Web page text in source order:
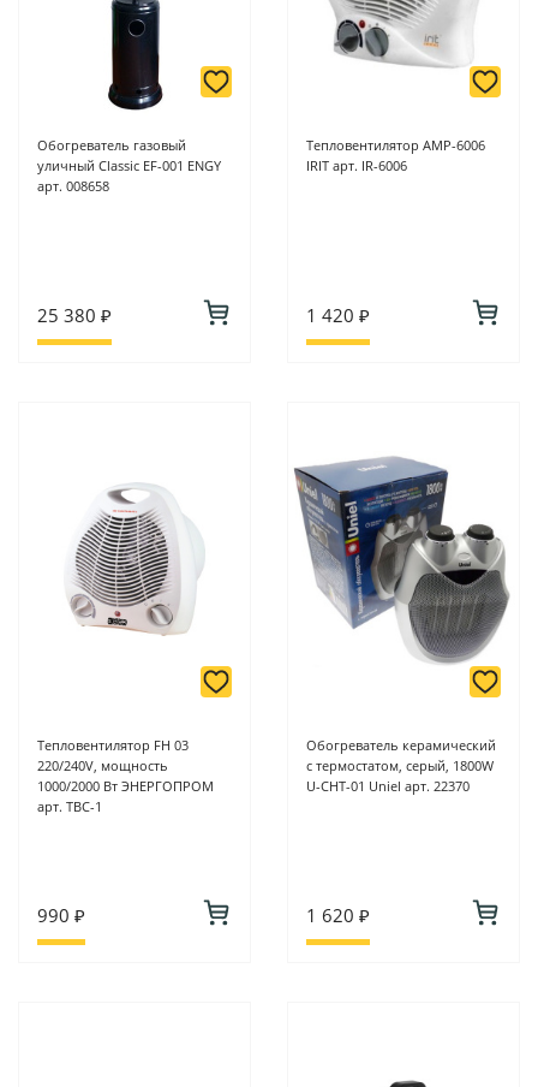
Обогреватель газовый
уличный Classic EF-001 ENGY
арт. 008658
25 380 ₽
Тепловентилятор АМР-6006
IRIT арт. IR-6006
1 420 ₽
Тепловентилятор FH 03
220/240V, мощность
1000/2000 Вт ЭНЕРГОПРОМ
арт. ТВС-1
990 ₽
Обогреватель керамический
с термостатом, серый, 1800W
U-CHT-01 Uniel арт. 22370
1 620 ₽